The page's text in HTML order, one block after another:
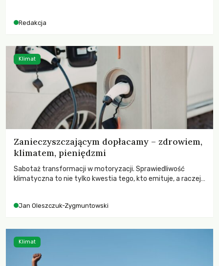
odnotowano największe tąpnięcie ODA w historii. Jakie będą
kryzysami i ubóstwem?
Redakcja
Zanieczyszczającym dopłacamy – zdrowiem,
klimatem, pieniędzmi
Sabotaż transformacji w motoryzacji. Sprawiedliwość
klimatyczna to nie tylko kwestia tego, kto emituje, a raczej
Jan Oleszczuk-Zygmuntowski
Klimat
Klimat